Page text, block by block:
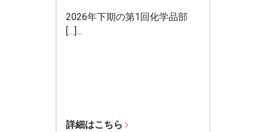
2026年下期の第1回化学品部
[…]...
詳細はこちら